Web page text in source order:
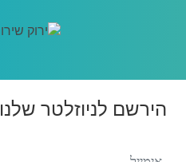
הירשם לניוזלטר שלנו